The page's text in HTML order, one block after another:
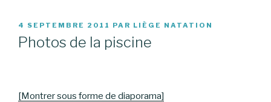
PUBLIÉ
LE
4 SEPTEMBRE 2011 PAR LIÈGE NATATION
Photos de la piscine
[Montrer sous forme de diaporama]